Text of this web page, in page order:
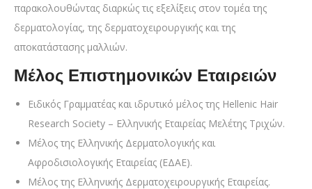
παρακολουθώντας διαρκώς τις εξελίξεις στον τομέα της
δερματολογίας, της δερματοχειρουργικής και της
αποκατάστασης μαλλιών.
Μέλος Επιστημονικών Εταιρειών
Ειδικός Γραμματέας και ιδρυτικό μέλος της Hellenic Hair
Research Society – Ελληνικής Εταιρείας Μελέτης Τριχών.
Μέλος της Ελληνικής Δερματολογικής και
Αφροδισιολογικής Εταιρείας (ΕΔΑΕ).
Μέλος της Ελληνικής Δερματοχειρουργικής Εταιρείας.